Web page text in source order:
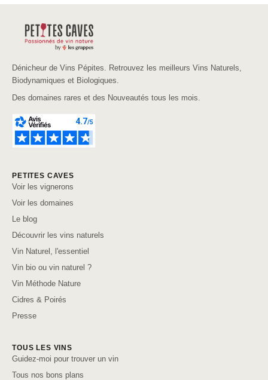
Dénicheur de Vins Pépites. Retrouvez les meilleurs Vins Naturels,
Biodynamiques et Biologiques.
Des domaines rares et des Nouveautés tous les mois.
PETITES CAVES
Voir les vignerons
Voir les domaines
Le blog
Découvrir les vins naturels
Vin Naturel, l'essentiel
Vin bio ou vin naturel ?
Vin Méthode Nature
Cidres & Poirés
Presse
TOUS LES VINS
Guidez-moi pour trouver un vin
Tous nos bons plans